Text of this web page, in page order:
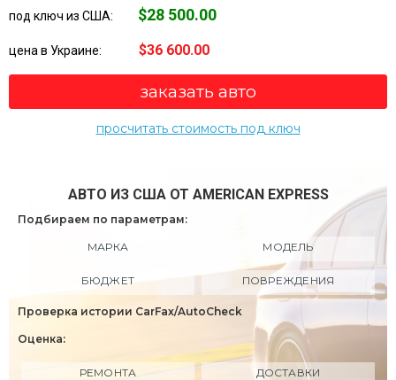
под ключ из США: $28 500.00
цена в Украине: $36 600.00
заказать авто
просчитать стоимость под ключ
АВТО ИЗ США ОТ AMERICAN EXPRESS
Подбираем по параметрам:
МАРКА МОДЕЛЬ
БЮДЖЕТ ПОВРЕЖДЕНИЯ
Проверка истории CarFax/AutoCheck
Оценка:
РЕМОНТА ДОСТАВКИ